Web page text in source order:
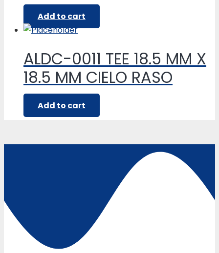
Add to cart
ALDC-0011 TEE 18.5 MM X
18.5 MM CIELO RASO
Add to cart